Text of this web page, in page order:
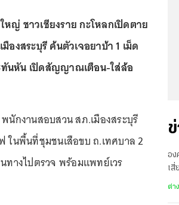
ญ่ ชาวเชียงราย กะโหลกเปิดตาย
องสระบุรี ค้นตัวเจอยาบ้า 1 เม็ด
ทันหัน เปิดสัญญาณเตือน-ใส่ล้อ
นักงานสอบสวน สภ.เมืองสระบุรี
ในพื้นที่ชุมชนเสือขบ ถ.เทศบาล 2
ทางไปตรวจ พร้อมแพทย์เวร
อง
เสี่
ท
ต่า